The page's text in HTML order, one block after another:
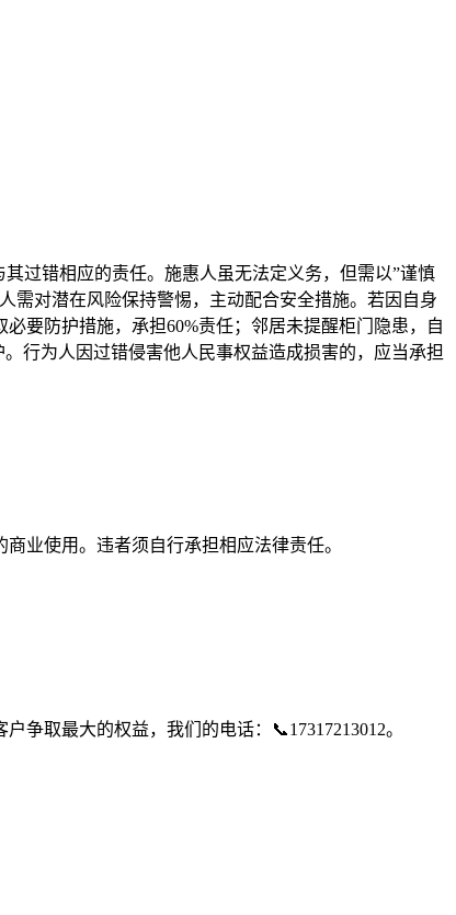
过错相应的责任。施惠人虽无法定义务，但需以”谨慎
需对潜在风险保持警惕，主动配合安全措施。若因自身
要防护措施，承担60%责任；邻居未提醒柜门隐患，自
行为人因过错侵害他人民事权益造成损害的，应当承担
业使用。违者须自行承担相应法律责任。
取最大的权益，我们的电话：📞17317213012。